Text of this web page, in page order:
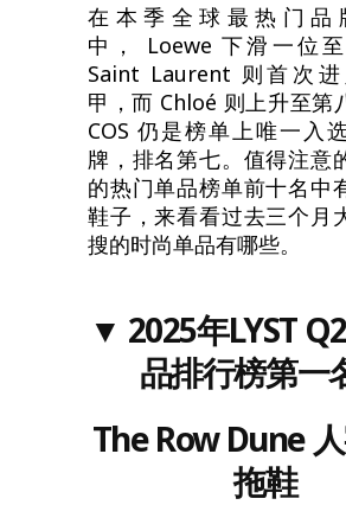
在本季全球最热门品
中， Loewe 下滑一位
Saint Laurent 则首次
甲，而 Chloé 则上升至第
COS 仍是榜单上唯一入
牌，排名第七。值得注意
的热门单品榜单前十名中
鞋子，来看看过去三个月
搜的时尚单品有哪些。
▼ 2025年LYST Q2
品排行榜第一
The Row Dune
拖鞋